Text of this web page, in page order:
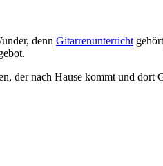
denn Gitarrenunterricht
der nach Hause kommt und